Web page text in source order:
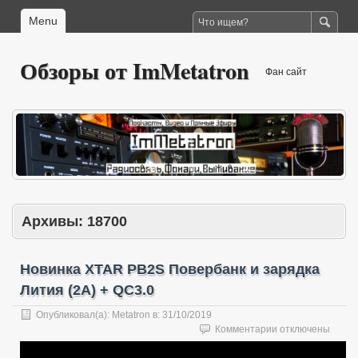
Menu
Обзоры от ImMetatron Фан сайт
Архивы: 18700
Новинка XTAR PB2S Повербанк и зарядка
Лития (2А) + QC3.0
Опубликовал(а): Metatron в: 31/10/2019
Комментарии к
записи
отключены